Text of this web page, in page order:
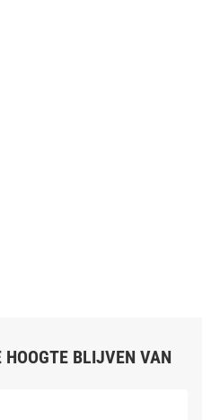
HOOGTE BLIJVEN VAN